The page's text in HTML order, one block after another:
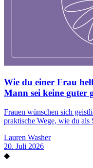
Wie du einer Frau
Mann sei keine guter
Frauen wünschen sich
praktische Wege, wie du als
Lauren Washer
20. Juli 2026
◆